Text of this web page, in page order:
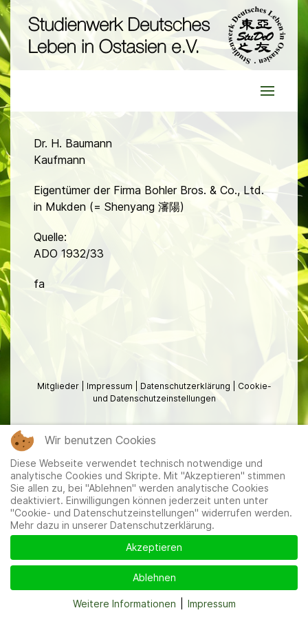
Dr. H. Baumann
Kaufmann
Eigentümer der Firma Bohler Bros. & Co., Ltd.
in Mukden (= Shenyang 瀋陽)
Quelle:
ADO 1932/33
fa
Mitglieder Impressum Datenschutzerklärung
Cookie-
und Datenschutzeinstellungen
Wir benutzen Cookies
Diese Webseite verwendet technisch notwendige und
analytische Cookies und Skripte. Mit "Akzeptieren" stimmen
Sie allen zu, bei "Ablehnen" werden analytische Cookies
deaktiviert. Einwilligungen können jederzeit unten unter
"Cookie- und Datenschutzeinstellungen" widerrufen werden.
Mehr dazu in unserer Datenschutzerklärung.
Akzeptieren
Ablehnen
Weitere Informationen Impressum